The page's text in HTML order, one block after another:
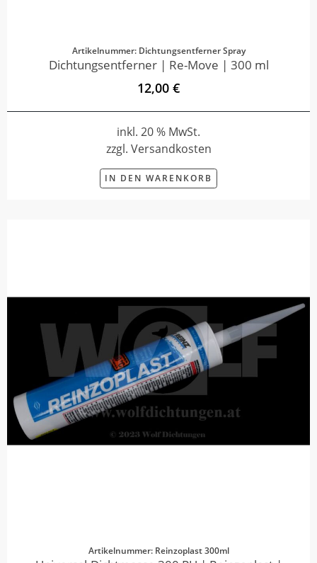
Artikelnummer: Dichtungsentferner Spray
Dichtungsentferner | Re-Move | 300 ml
12,00 €
inkl. 20 % MwSt.
zzgl. Versandkosten
IN DEN WARENKORB
Artikelnummer: Reinzoplast 300ml